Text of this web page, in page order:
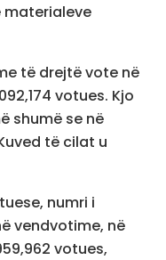
materialeve
të drejtë vote në
votues. Kjo
shumë se në
të cilat u
numri i
vendvotime, në
votues,